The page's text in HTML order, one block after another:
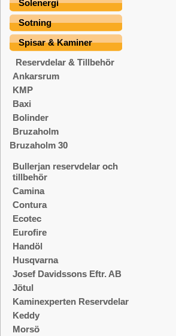
Solenergi
Sotning
Spisar & Kaminer
Reservdelar & Tillbehör
Ankarsrum
KMP
Baxi
Bolinder
Bruzaholm
Bruzaholm 30
Bullerjan reservdelar och
tillbehör
Camina
Contura
Ecotec
Eurofire
Handöl
Husqvarna
Josef Davidssons Eftr. AB
Jötul
Kaminexperten Reservdelar
Keddy
Morsö